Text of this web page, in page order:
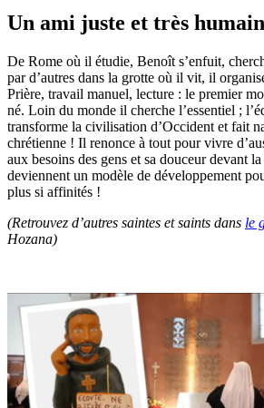
Un ami juste et très humain
De Rome où il étudie, Benoît s’enfuit,
par d’autres dans la grotte où il vit, il
Prière, travail manuel, lecture : le premier
né. Loin du monde il cherche l’essentiel ;
transforme la civilisation d’Occident et fait
chrétienne ! Il renonce à tout pour vivre
aux besoins des gens et sa douceur devant
deviennent un modèle de développement
plus si affinités !
(Retrouvez d’autres saintes et saints dans le
Hozana)